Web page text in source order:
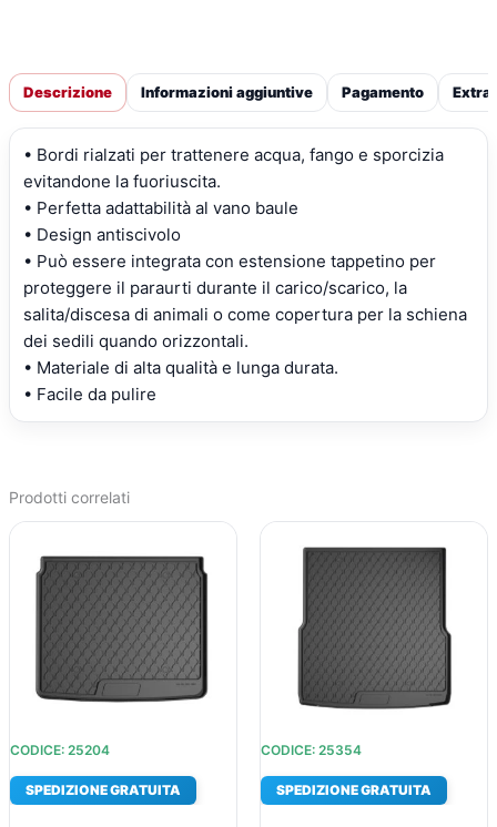
Descrizione Informazioni aggiuntive Pagamento Extra
• Bordi rialzati per trattenere acqua, fango e sporcizia
evitandone la fuoriuscita.
• Perfetta adattabilità al vano baule
• Design antiscivolo
• Può essere integrata con estensione tappetino per
proteggere il paraurti durante il carico/scarico, la
salita/discesa di animali o come copertura per la schiena
dei sedili quando orizzontali.
• Materiale di alta qualità e lunga durata.
• Facile da pulire
Prodotti correlati
CODICE: 25204
SPEDIZIONE GRATUITA
ORIGINALE
ERA:
€90,77.
ATTUALE
È:
€65,09.
CODICE: 25354
SPEDIZIONE GRATUITA
PREZZO
ORIGINALE
ERA:
€97,72.
PREZZO
ATTUALE
È:
€69,88.